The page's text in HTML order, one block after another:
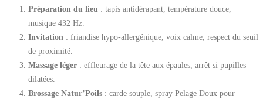
Préparation du lieu : tapis antidérapant, température douce,
musique 432 Hz.
Invitation : friandise hypo-allergénique, voix calme, respect du seuil
de proximité.
Massage léger : effleurage de la tête aux épaules, arrêt si pupilles
dilatées.
Brossage Natur’Poils : carde souple, spray Pelage Doux pour